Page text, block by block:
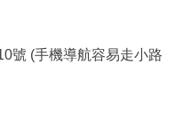
號 (手機導航容易走小路